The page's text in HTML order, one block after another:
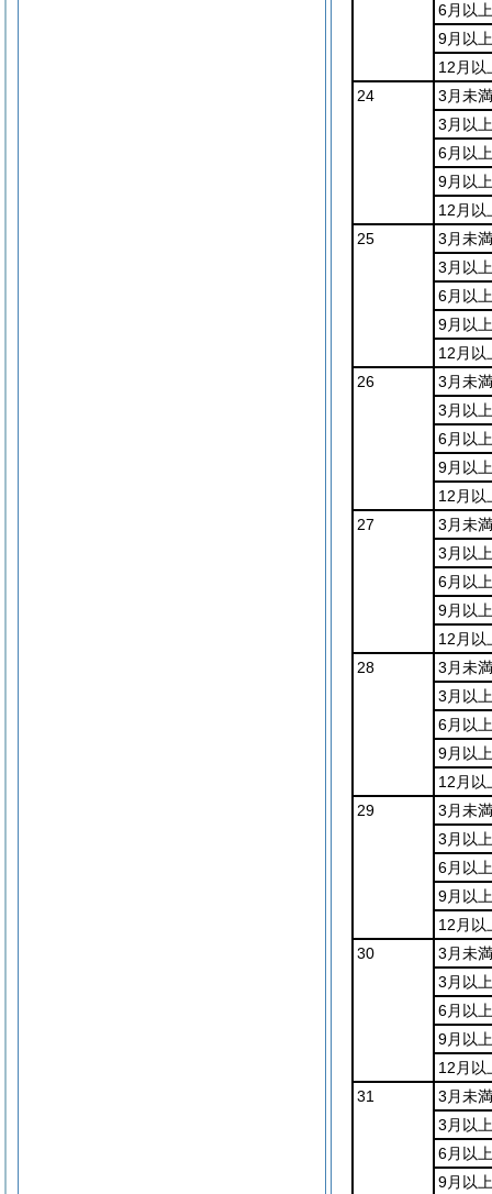
6月以
9月以
12月以
24
3月未満
3月以
6月以
9月以
12月以
25
3月未満
3月以
6月以
9月以
12月以
26
3月未満
3月以
6月以
9月以
12月以
27
3月未満
3月以
6月以
9月以
12月以
28
3月未満
3月以
6月以
9月以
12月以
29
3月未満
3月以
6月以
9月以
12月以
30
3月未満
3月以
6月以
9月以
12月以
31
3月未満
3月以
6月以
9月以